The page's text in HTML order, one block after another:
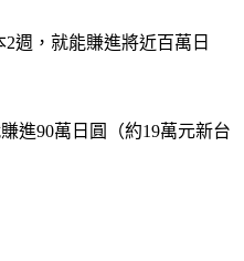
週，就能賺進將近百萬日
進90萬日圓（約19萬元新台